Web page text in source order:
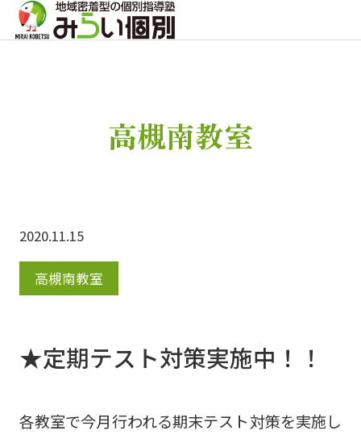
高槻南教室
2020.11.15
高槻南教室
★定期テスト対策実施中！！
各教室で今月行われる期末テスト対策を実施し